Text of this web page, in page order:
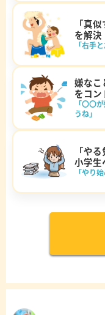
「真
を解決
「右手
嫌なこ
をコン
「〇〇
うね」
「や
小学生
「やり